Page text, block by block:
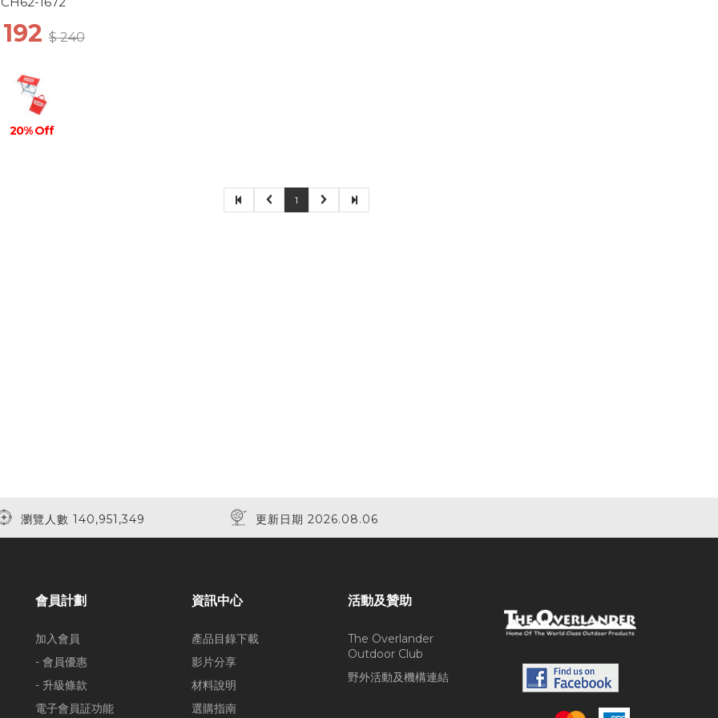
$ 240
20% Off
1
瀏覽人數 140,951,349 更新日期 2026.08.06
會員計劃
加入會員
- 會員優惠
- 升級條款
電子會員証功能
資訊中心
產品目錄下載
影片分享
材料說明
選購指南
活動及贊助
The Overlander
Outdoor Club
野外活動及機構連結